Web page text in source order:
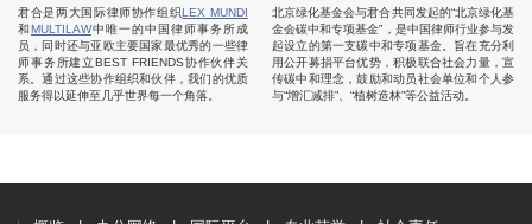
君合是两大国际律师协作组织LEX MUNDI
和MULTILAW中唯一的中国律师事务所成
员，同时还与亚欧主要国家最优秀的一些律
师事务所建立BEST FRIENDS协作伙伴关
系。通过这些协作组织和伙伴，我们的优质
服务得以延伸至几乎世界每一个角落。
北京绿化基金会与君合共同发起的“北京绿化基
金会碳中和专项基金”，是中国律师行业参与发
起设立的第一支碳中和专项基金。旨在充分利
用公开募捐平台优势，积极联合社会力量，宣
传碳中和理念，鼓励和动员社会单位和个人参
与“增汇减排”、“植树造林”等公益活动。